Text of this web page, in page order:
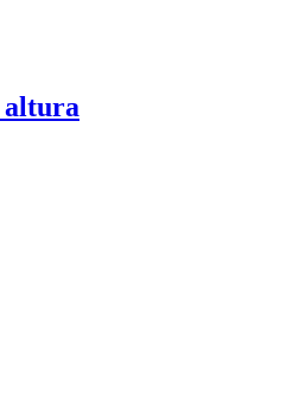
altura